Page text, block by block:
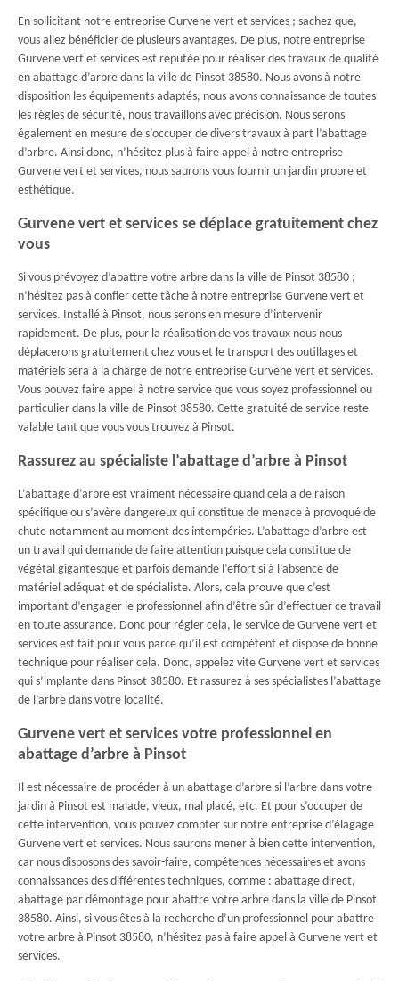
En sollicitant notre entreprise Gurvene vert et services ; sachez que,
vous allez bénéficier de plusieurs avantages. De plus, notre entreprise
Gurvene vert et services est réputée pour réaliser des travaux de qualité
en abattage d’arbre dans la ville de Pinsot 38580. Nous avons à notre
disposition les équipements adaptés, nous avons connaissance de toutes
les règles de sécurité, nous travaillons avec précision. Nous serons
également en mesure de s’occuper de divers travaux à part l’abattage
d’arbre. Ainsi donc, n’hésitez plus à faire appel à notre entreprise
Gurvene vert et services, nous saurons vous fournir un jardin propre et
esthétique.
Gurvene vert et services se déplace gratuitement chez
vous
Si vous prévoyez d’abattre votre arbre dans la ville de Pinsot 38580 ;
n’hésitez pas à confier cette tâche à notre entreprise Gurvene vert et
services. Installé à Pinsot, nous serons en mesure d’intervenir
rapidement. De plus, pour la réalisation de vos travaux nous nous
déplacerons gratuitement chez vous et le transport des outillages et
matériels sera à la charge de notre entreprise Gurvene vert et services.
Vous pouvez faire appel à notre service que vous soyez professionnel ou
particulier dans la ville de Pinsot 38580. Cette gratuité de service reste
valable tant que vous vous trouvez à Pinsot.
Rassurez au spécialiste l’abattage d’arbre à Pinsot
L’abattage d’arbre est vraiment nécessaire quand cela a de raison
spécifique ou s’avère dangereux qui constitue de menace à provoqué de
chute notamment au moment des intempéries. L’abattage d’arbre est
un travail qui demande de faire attention puisque cela constitue de
végétal gigantesque et parfois demande l’effort si à l’absence de
matériel adéquat et de spécialiste. Alors, cela prouve que c’est
important d’engager le professionnel afin d’être sûr d’effectuer ce travail
en toute assurance. Donc pour régler cela, le service de Gurvene vert et
services est fait pour vous parce qu’il est compétent et dispose de bonne
technique pour réaliser cela. Donc, appelez vite Gurvene vert et services
qui s’implante dans Pinsot 38580. Et rassurez à ses spécialistes l’abattage
de l’arbre dans votre localité.
Gurvene vert et services votre professionnel en
abattage d’arbre à Pinsot
Il est nécessaire de procéder à un abattage d’arbre si l’arbre dans votre
jardin à Pinsot est malade, vieux, mal placé, etc. Et pour s’occuper de
cette intervention, vous pouvez compter sur notre entreprise d’élagage
Gurvene vert et services. Nous saurons mener à bien cette intervention,
car nous disposons des savoir-faire, compétences nécessaires et avons
connaissances des différentes techniques, comme : abattage direct,
abattage par démontage pour abattre votre arbre dans la ville de Pinsot
38580. Ainsi, si vous êtes à la recherche d’un professionnel pour abattre
votre arbre à Pinsot 38580, n’hésitez pas à faire appel à Gurvene vert et
services.